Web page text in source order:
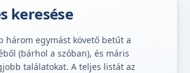
keresése
három egymást követő betűt a
(bárhol a szóban), és máris
találatokat. A teljes listát az